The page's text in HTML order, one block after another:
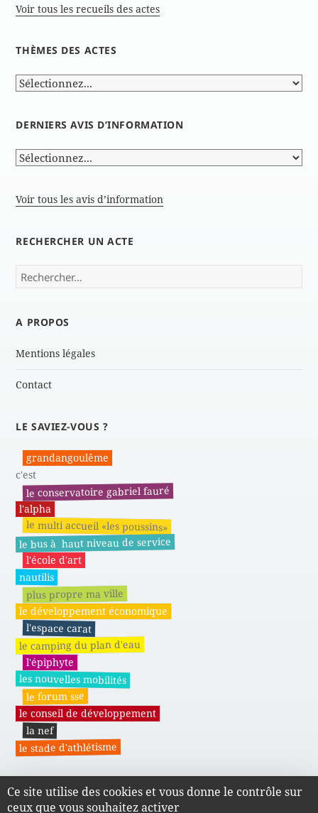
Voir tous les recueils des actes
THÈMES DES ACTES
DERNIERS AVIS D’INFORMATION
Voir tous les avis d’information
RECHERCHER UN ACTE
Rechercher :
A PROPOS
Mentions légales
Contact
LE SAVIEZ-VOUS ?
grandangoulême
c'est
le conservatoire gabriel fauré
l'alpha
le multi accueil «les poussins»
le bus à haut niveau de service
l'école d'art
nautilis
plus propre ma ville
le développement économique
l'espace carat
le camping du plan d'eau
l'épiphyte
les nouvelles mobilités
le forum sse
le conseil de développement
la nef
le stade d'athlétisme
Actes administratifs du SMAPE
Ce site utilise des cookies et vous donne le contrôle sur
ceux que vous souhaitez activer